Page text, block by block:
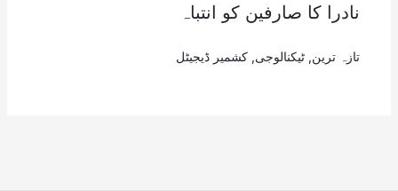
نادرا کا صارفین کو انتباہ
تازہ ترین ٹیکنالوجی کشمیر ڈیجیٹل